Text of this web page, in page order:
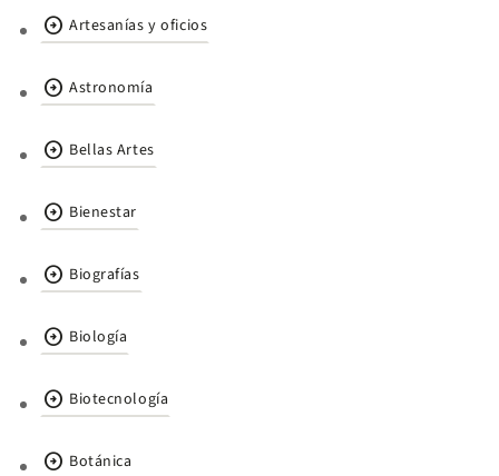
arrow_circle_right Artesanías y oficios
arrow_circle_right Astronomía
arrow_circle_right Bellas Artes
arrow_circle_right Bienestar
arrow_circle_right Biografías
arrow_circle_right Biología
arrow_circle_right Biotecnología
arrow_circle_right Botánica